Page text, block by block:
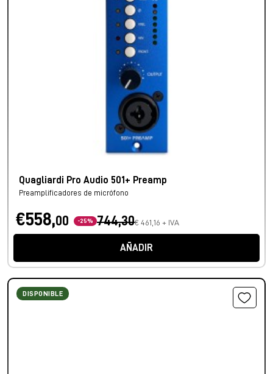
Quagliardi Pro Audio 501+ Preamp
Preamplificadores de micrófono
€558,00 -25% 744,30€ 461,16 + IVA
AÑADIR
DISPONIBLE